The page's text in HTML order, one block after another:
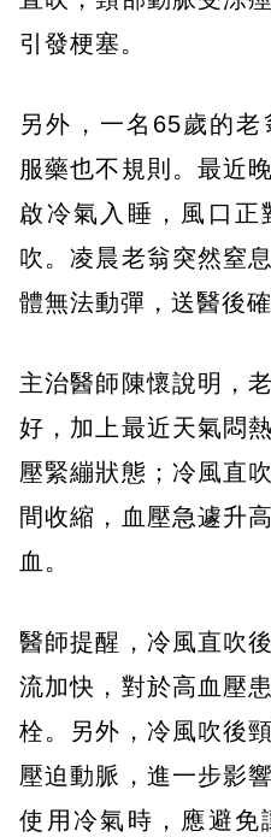
引發梗塞。
另外，一名65歲的
服藥也不規則。最近
啟冷氣入睡，風口正
吹。凌晨老翁突然窒
體無法動彈，送醫後確
主治醫師陳懷說明，
好，加上最近天氣悶
壓緊繃狀態；冷風直
間收縮，血壓急遽升
血。
醫師提醒，冷風直吹
流加快，對於高血壓
栓。另外，冷風吹後
壓迫動脈，進一步影
使用冷氣時，應避免